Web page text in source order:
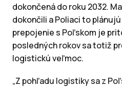
dokončená do roku 2032.
dokončili a Poliaci to
prepojenie s Poľskom je
posledných rokov sa totiž
logistickú veľmoc.
„Z pohľadu logistiky sa z